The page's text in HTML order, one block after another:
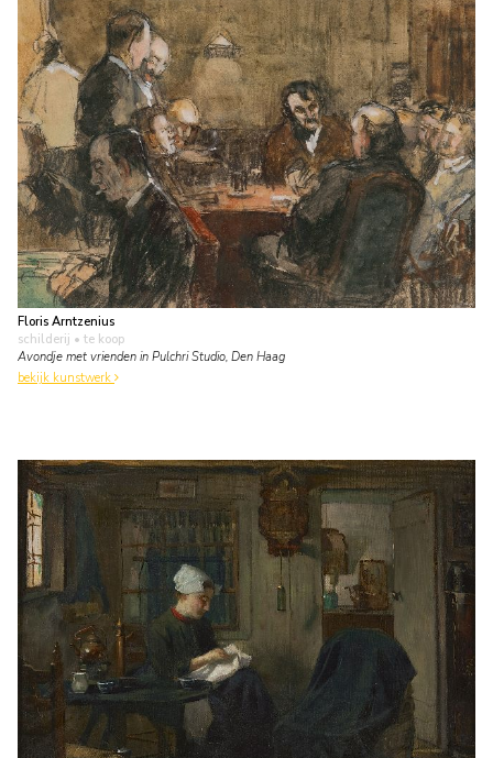
Floris Arntzenius
schilderij • te koop
Avondje met vrienden in Pulchri Studio, Den Haag
bekijk kunstwerk